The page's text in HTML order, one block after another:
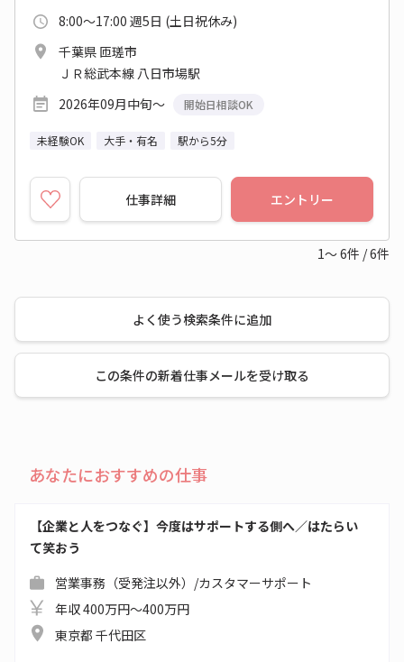
8:00～17:00 週5日 (土日祝休み)
千葉県 匝瑳市
ＪＲ総武本線 八日市場駅
2026年09月中旬～
開始日相談OK
未経験OK 大手・有名 駅から5分
仕事詳細 エントリー
1～6件 /6件
よく使う検索条件に追加
この条件の新着仕事メールを受け取る
あなたにおすすめの仕事
【企業と人をつなぐ】今度はサポートする側へ／はたらい
て笑おう
営業事務（受発注以外）/カスタマーサポート
年収 400万円～400万円
東京都 千代田区